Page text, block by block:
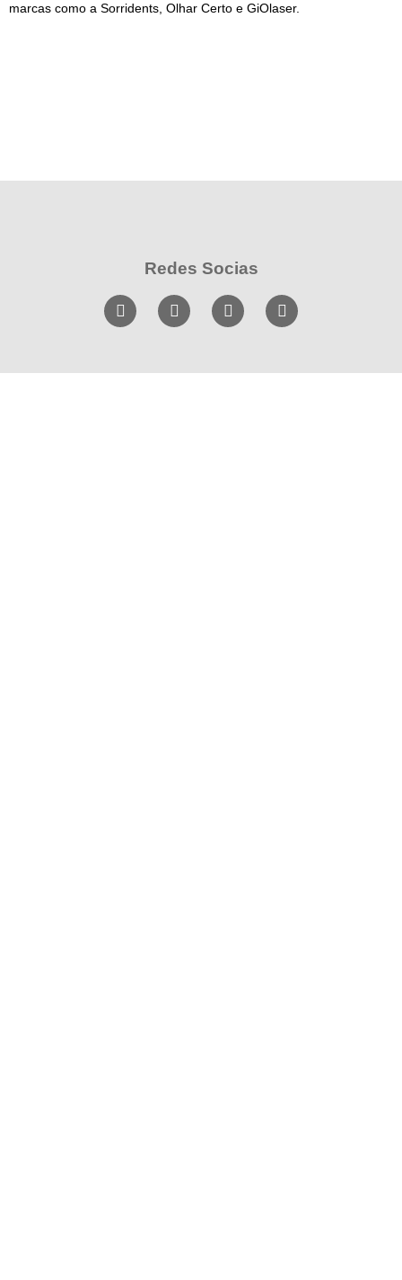
marcas como a Sorridents, Olhar Certo e GiOlaser.
Redes Socias